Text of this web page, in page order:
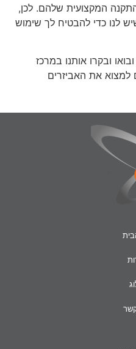
המקצועית שלהם. לכן,
לנו כדי להבטיח לך שימוש
ובקרו אותנו במרכז
למצוא את האביזרים